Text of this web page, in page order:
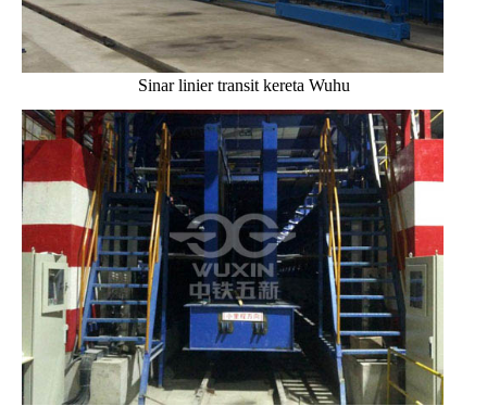
Sinar linier transit kereta Wuhu